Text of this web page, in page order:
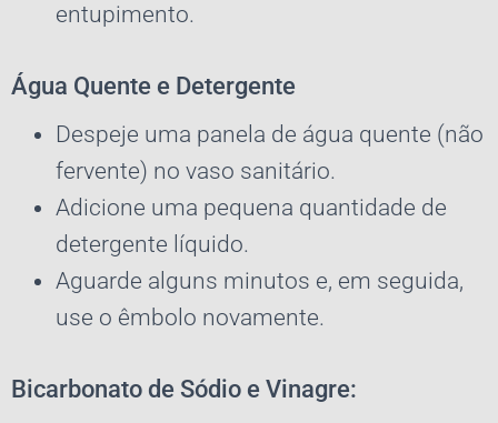
entupimento.
Água Quente e Detergente
Despeje uma panela de água quente (não
fervente) no vaso sanitário.
Adicione uma pequena quantidade de
detergente líquido.
Aguarde alguns minutos e, em seguida,
use o êmbolo novamente.
Bicarbonato de Sódio e Vinagre: